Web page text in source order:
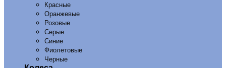
Красные
Оранжевые
Розовые
Серые
Синие
Фиолетовые
Черные